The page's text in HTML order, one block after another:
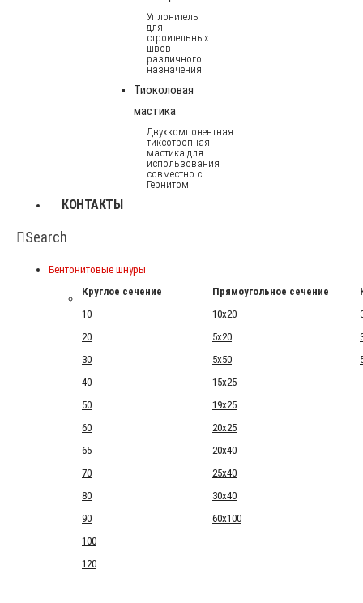
Уплонитель
для
строительных
швов
различного
назначения
Тиоколовая
мастика
Двухкомпонентная
тиксотропная
мастика для
использования
совместно с
Гернитом
КОНТАКТЫ
Search
Бентонитовые шнуры
Круглое сечение
Прямоугольное сечение
10
10x20
20
5x20
30
5x50
40
15x25
50
19x25
60
20x25
65
20x40
70
25x40
80
30x40
90
60x100
100
120